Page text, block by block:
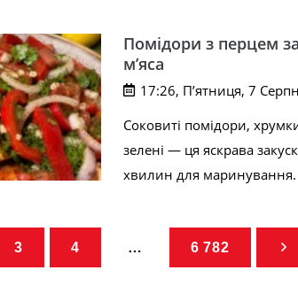
Помідори з перцем
м’яса
17:26, П’ятниця, 7
Соковиті помідори,
зелені — ця яскрава
хвилин для маринування.
3 4 … 6 782